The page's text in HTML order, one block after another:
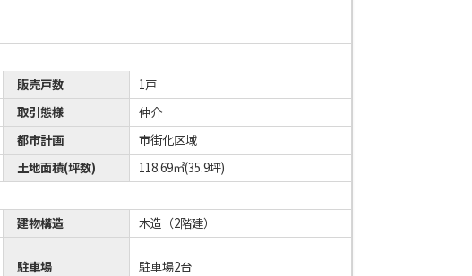
販売戸数
1戸
取引態様
仲介
都市計画
市街化区域
土地面積(坪数)
118.69㎡(35.9坪)
建物構造 木造（2階建）
駐車場 駐車場2台